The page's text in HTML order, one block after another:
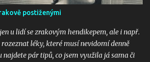
postiženými
u lidí se zrakovým hendikepem, ale i např.
léky, které musí nevidomí denně
najdete pár tipů, co jsem využila já sama či